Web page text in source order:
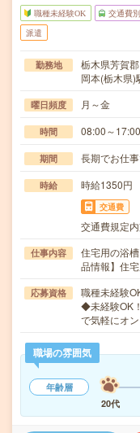
職種未経験OK 交通費
派遣
勤務地
栃木県芳賀郡
岡本(栃木県)
曜日頻度 月～金
時間 08:00～
期間 長期でお仕
時給 時給1350円
交通費
交通費規定
仕事内容
住宅用の浴
品情報】住
応募資格
職種未経験
◆未経験OK
で気軽にオ
職場の雰囲気
年齢層
20代